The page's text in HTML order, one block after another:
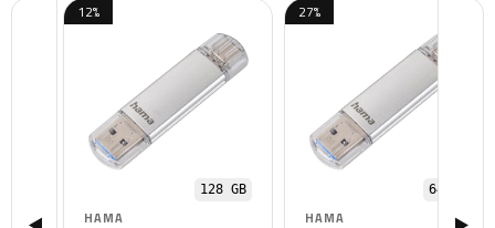
128 GB
HAMA
12%
64 GB
HAMA
27%